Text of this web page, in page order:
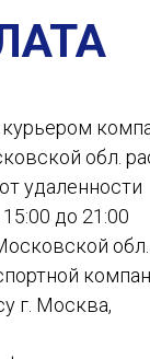
обл.
удаленности
до 21:00
г. Москва,